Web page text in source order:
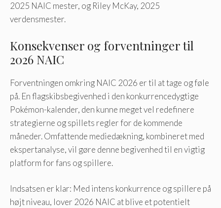
2025 NAIC mester, og Riley McKay, 2025
verdensmester.
Konsekvenser og forventninger til
2026 NAIC
Forventningen omkring NAIC 2026 er til at tage og føle
på. En flagskibsbegivenhed i den konkurrencedygtige
Pokémon-kalender, den kunne meget vel redefinere
strategierne og spillets regler for de kommende
måneder. Omfattende mediedækning, kombineret med
ekspertanalyse, vil gøre denne begivenhed til en vigtig
platform for fans og spillere.
Indsatsen er klar: Med intens konkurrence og spillere på
højt niveau, lover 2026 NAIC at blive et potentielt